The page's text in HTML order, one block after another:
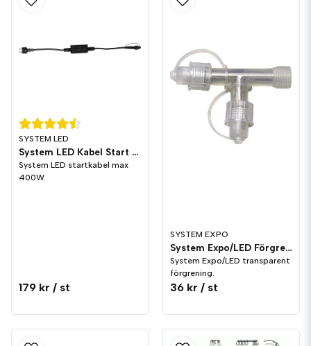
SYSTEM LED
System LED Kabel Start Svart
System LED startkabel max
400W.
179 kr / st
SYSTEM EXPO
System Expo/LED Förgrening T Transparent
System Expo/LED transparent
förgrening.
36 kr / st